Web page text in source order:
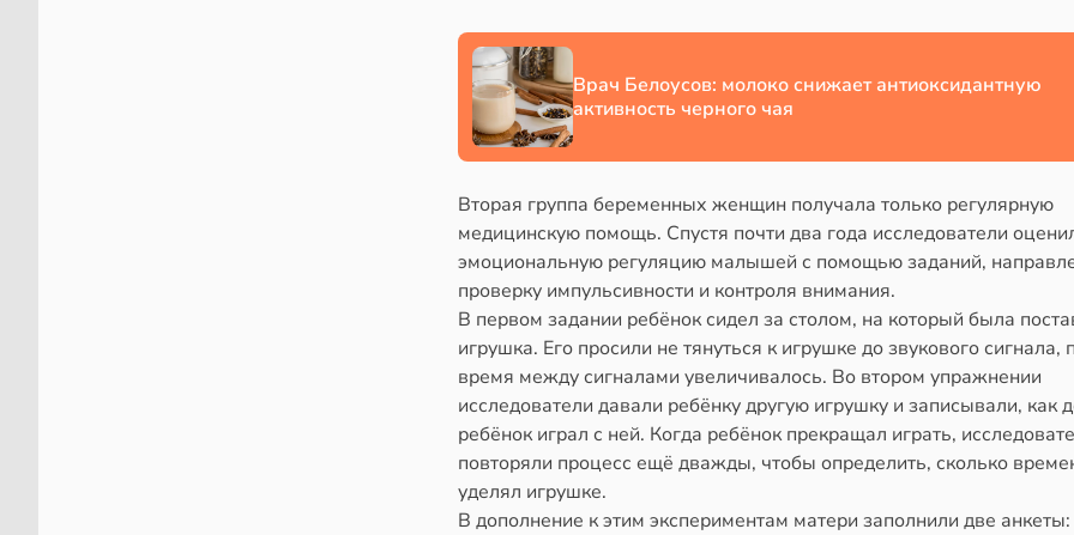
Врач Белоусов: молоко снижает антиоксидантную
активность черного чая
Вторая группа беременных женщин получала только регулярную
медицинскую помощь. Спустя почти два года исследователи
эмоциональную регуляцию малышей с помощью заданий,
проверку импульсивности и контроля внимания.
В первом задании ребёнок сидел за столом, на который была
игрушка. Его просили не тянуться к игрушке до звукового сигнала,
время между сигналами увеличивалось. Во втором упражнении
исследователи давали ребёнку другую игрушку и записывали, как
ребёнок играл с ней. Когда ребёнок прекращал играть,
повторяли процесс ещё дважды, чтобы определить, сколько
уделял игрушке.
В дополнение к этим экспериментам матери заполнили две